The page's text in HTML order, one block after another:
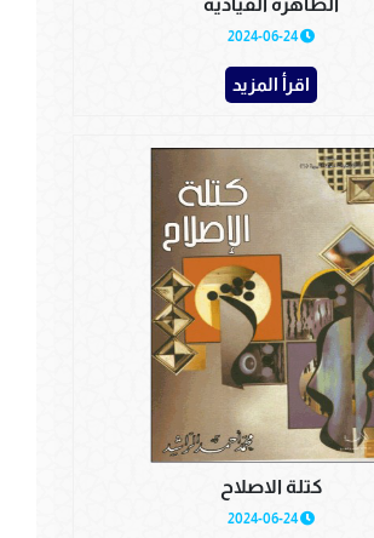
الظاهرة القيادية
2024-06-24
اقرأ المزيد
كتلة الاصلاح
2024-06-24